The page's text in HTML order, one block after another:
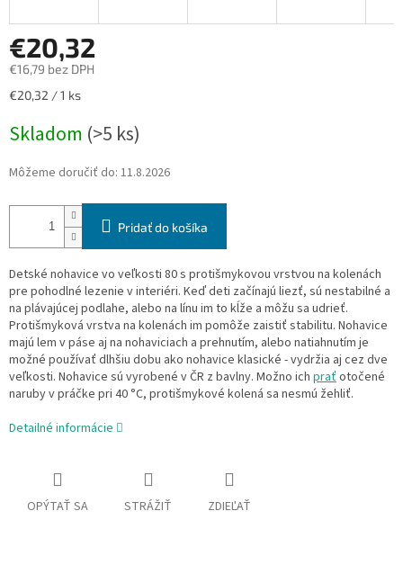
€20,32
€16,79 bez DPH
Jednotková
€20,32 / 1 ks
Skladom (>5 ks)
Môžeme doručiť do: 11.8.2026
Pridať do košíka
Detské nohavice vo veľkosti 80 s protišmykovou vrstvou na kolenách
pre pohodlné lezenie v interiéri. Keď deti začínajú liezť, sú nestabilné a
na plávajúcej podlahe, alebo na línu im to kĺže a môžu sa udrieť.
Protišmyková vrstva na kolenách im pomôže zaistiť stabilitu. Nohavice
majú lem v páse aj na nohaviciach a prehnutím, alebo natiahnutím je
možné používať dlhšiu dobu ako nohavice klasické - vydržia aj cez dve
veľkosti. Nohavice sú vyrobené v ČR z bavlny. Možno ich praťotočené
naruby v práčke pri 40 °C, protišmykové kolená sa nesmú žehliť.
Detailné informácie
OPÝTAŤ SA STRÁŽIŤ ZDIEĽAŤ